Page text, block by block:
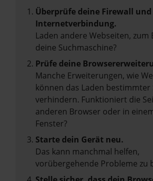
Überprüfe deine Firewall
Internetverbindung.
Laden andere Webseiten, zum
deine Suchmaschine?
Prüfe deine
Manche Erweiterungen, wie
können das Laden bestimmter
verhindern. Funktioniert die
anderen Browser oder in
Fenster?
Starte dein Gerät neu.
Das kann manchmal helfen,
vorübergehende Probleme zu